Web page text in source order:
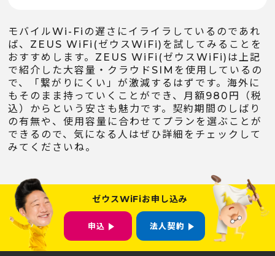
モバイルWi-Fiの遅さにイライラしているのであれ
ば、ZEUS WiFi(ゼウスWiFi)を試してみることを
おすすめします。ZEUS WiFi(ゼウスWiFi)は上記
で紹介した大容量・クラウドSIMを使用しているの
で、「繋がりにくい」が激減するはずです。海外に
もそのまま持っていくことができ、月額980円（税
込）からという安さも魅力です。契約期間のしばり
の有無や、使用容量に合わせてプランを選ぶことが
できるので、気になる人はぜひ詳細をチェックして
みてくださいね。
ゼウスWiFiお申し込み
申込 法人契約